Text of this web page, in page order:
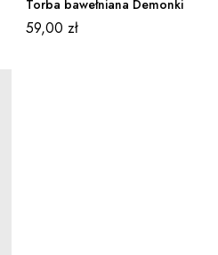
Torba bawełniana Demonki
59,00 zł